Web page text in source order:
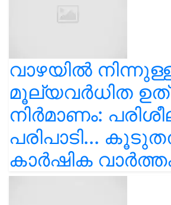
വാഴയിൽ
മൂല്യവർധിത
നിർമാണം:
പരിപാടി...
കാർഷിക